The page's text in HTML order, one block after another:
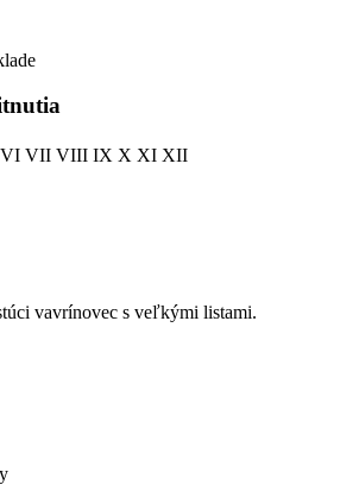
VI VII VIII IX X XI XII
vavrínovec s veľkými listami.